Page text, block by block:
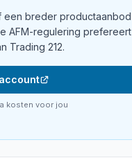
een breder productaanbod
AFM-regulering prefereert
Trading 212.
account
kosten voor jou